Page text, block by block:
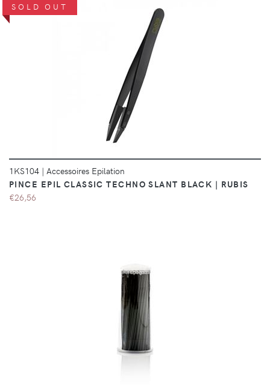
SOLD OUT
DÉTAILS
1KS104 | Accessoires Epilation
PINCE EPIL CLASSIC TECHNO SLANT BLACK | RUBIS
€26,56
DÉTAILS